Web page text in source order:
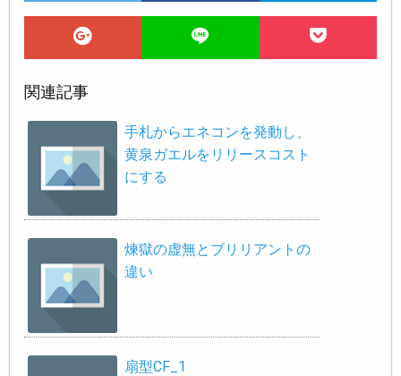
関連記事
手札からエネコンを発動し、
黄泉ガエルをリリースコスト
にする
煉獄の虚無とブリリアントの
違い
扇型CF_1